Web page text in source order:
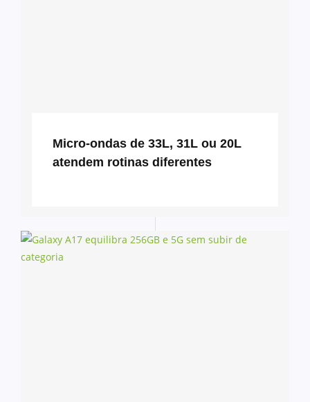
Micro-ondas de 33L, 31L ou 20L
atendem rotinas diferentes